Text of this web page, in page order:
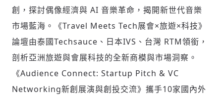
創，探討偶像經濟與 AI 音樂革命，揭開新世代音樂
市場藍海。《Travel Meets Tech展會×旅遊×科技》
論壇由泰國Techsauce、日本IVS、台灣 RTM領銜，
剖析亞洲旅遊與會展科技的全新商模與市場洞察。
《Audience Connect: Startup Pitch & VC
Networking新創展演與創投交流》攜手10家國內外